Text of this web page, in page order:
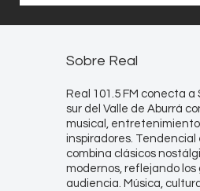
Sobre Real
Real 101.5 FM conecta a
sur del Valle de Aburrá
musical,
inspiradores. Tendencial
combina clásicos
modernos, reflejando los
audiencia. Música,